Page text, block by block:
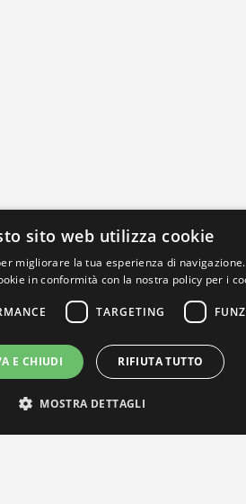
sito web utilizza cookie
migliorare la tua esperienza di
in conformità con la nostra policy per i
TARGETING
E CHIUDI RIFIUTA TUTTO
MOSTRA DETTAGLI